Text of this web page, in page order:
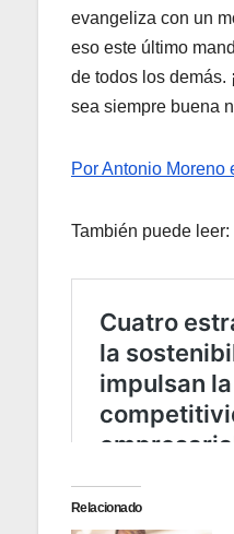
evangeliza con un
eso este último
de todos los demás.
sea siempre buena
Por Antonio Moreno
También puede leer:
Relacionado